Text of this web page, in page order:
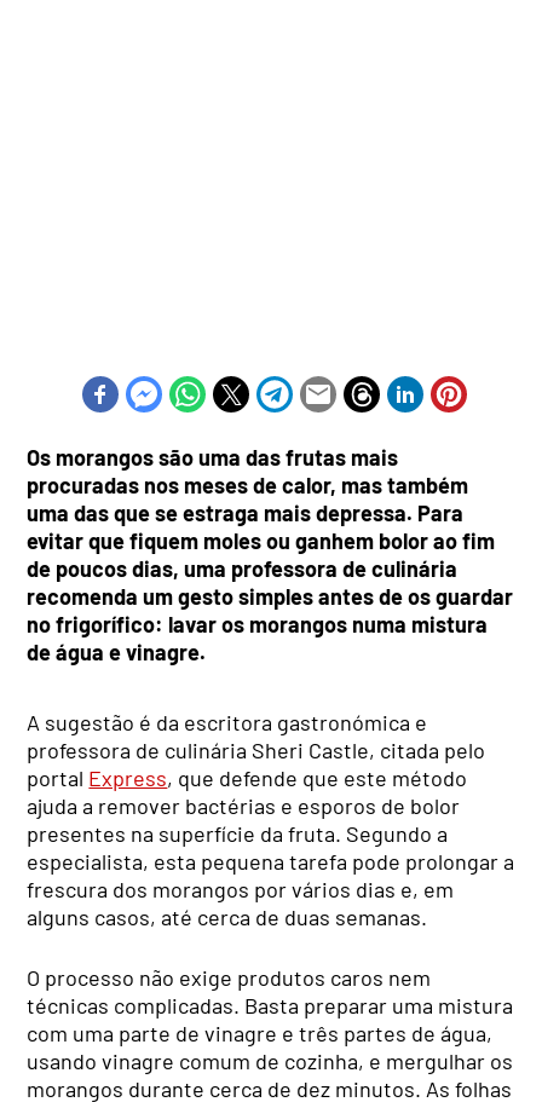
Os morangos são uma das frutas mais
procuradas nos meses de calor, mas também
uma das que se estraga mais depressa. Para
evitar que fiquem moles ou ganhem bolor ao fim
de poucos dias, uma professora de culinária
recomenda um gesto simples antes de os guardar
no frigorífico: lavar os morangos numa mistura
de água e vinagre.
A sugestão é da escritora gastronómica e
professora de culinária Sheri Castle, citada pelo
portal Express, que defende que este método
ajuda a remover bactérias e esporos de bolor
presentes na superfície da fruta. Segundo a
especialista, esta pequena tarefa pode prolongar a
frescura dos morangos por vários dias e, em
alguns casos, até cerca de duas semanas.
O processo não exige produtos caros nem
técnicas complicadas. Basta preparar uma mistura
com uma parte de vinagre e três partes de água,
usando vinagre comum de cozinha, e mergulhar os
morangos durante cerca de dez minutos. As folhas